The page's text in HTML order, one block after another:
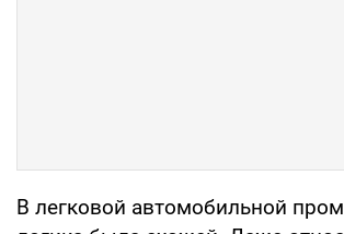
В легковой автомобильной